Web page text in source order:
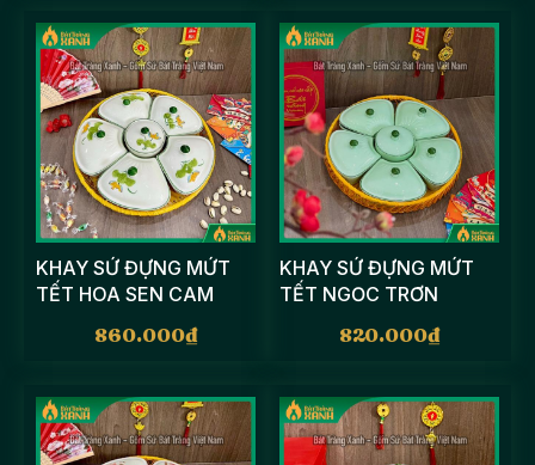
KHAY SỨ ĐỰNG MỨT
TẾT HOA SEN CAM
860.000₫
KHAY SỨ ĐỰNG MỨT
TẾT NGỌC TRƠN
820.000₫